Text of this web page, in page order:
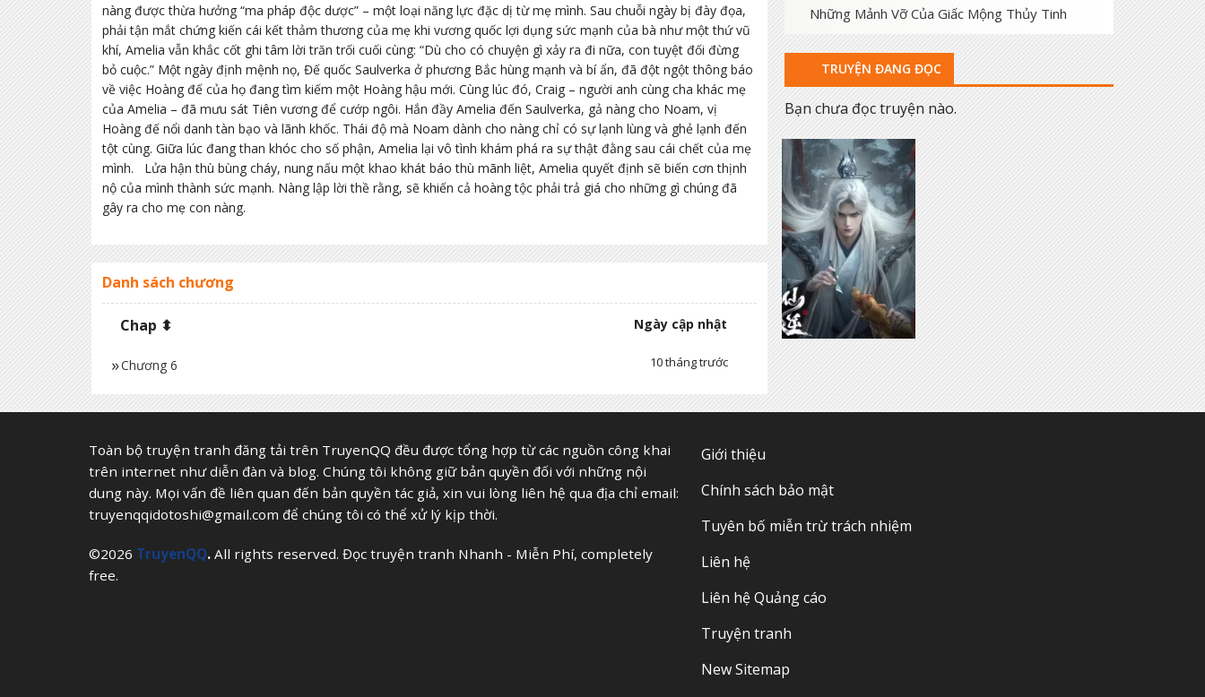
nàng được thừa hưởng “ma pháp độc dược” – một loại năng lực đặc dị từ mẹ mình. Sau chuỗi ngày bị đày đọa,
phải tận mắt chứng kiến cái kết thảm thương của mẹ khi vương quốc lợi dụng sức mạnh của bà như một thứ vũ
khí, Amelia vẫn khắc cốt ghi tâm lời trăn trối cuối cùng: “Dù cho có chuyện gì xảy ra đi nữa, con tuyệt đối đừng
bỏ cuộc.” Một ngày định mệnh nọ, Đế quốc Saulverka ở phương Bắc hùng mạnh và bí ẩn, đã đột ngột thông báo
về việc Hoàng đế của họ đang tìm kiếm một Hoàng hậu mới. Cùng lúc đó, Craig – người anh cùng cha khác mẹ
của Amelia – đã mưu sát Tiên vương để cướp ngôi. Hắn đầy Amelia đến Saulverka, gả nàng cho Noam, vị
Hoàng đế nổi danh tàn bạo và lãnh khốc. Thái độ mà Noam dành cho nàng chỉ có sự lạnh lùng và ghẻ lạnh đến
tột cùng. Giữa lúc đang than khóc cho số phận, Amelia lại vô tình khám phá ra sự thật đằng sau cái chết của mẹ
mình. Lửa hận thù bùng cháy, nung nấu một khao khát báo thù mãnh liệt, Amelia quyết định sẽ biến cơn thịnh
nộ của mình thành sức mạnh. Nàng lập lời thề rằng, sẽ khiến cả hoàng tộc phải trả giá cho những gì chúng đã
gây ra cho mẹ con nàng.
Danh sách chương
Chap ⬍ Ngày cập nhật
Chương 6 10 tháng trước
Những Mảnh Vỡ Của Giấc Mộng Thủy Tinh
TRUYỆN ĐANG ĐỌC
Bạn chưa đọc truyện nào.
Toàn bộ truyện tranh đăng tải trên TruyenQQ đều được tổng hợp từ các nguồn công khai
trên internet như diễn đàn và blog. Chúng tôi không giữ bản quyền đối với những nội
dung này. Mọi vấn đề liên quan đến bản quyền tác giả, xin vui lòng liên hệ qua địa chỉ email:
truyenqqidotoshi@gmail.com để chúng tôi có thể xử lý kịp thời.
©2026 TruyenQQ. All rights reserved. Đọc truyện tranh Nhanh - Miễn Phí, completely
free.
Giới thiệu
Chính sách bảo mật
Tuyên bố miễn trừ trách nhiệm
Liên hệ
Liên hệ Quảng cáo
Truyện tranh
New Sitemap